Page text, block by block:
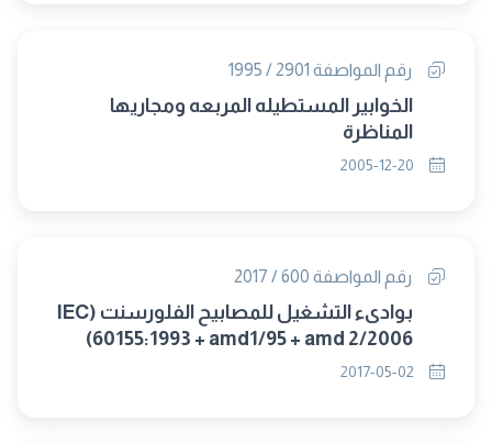
رقم المواصفة 2901 / 1995
الخوابير المستطيله المربعه ومجاريها
المناظرة
رقم المواصفة 600 / 2017
بوادىء التشغيل للمصابيح الفلورسنت (IEC
60155:1993 + amd1/95 + amd 2/2006)
(متبناه)